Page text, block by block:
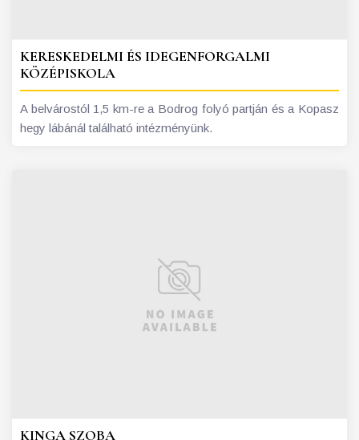
KERESKEDELMI ÉS IDEGENFORGALMI
KÖZÉPISKOLA
A belvárostól 1,5 km-re a Bodrog folyó partján és a Kopasz
hegy lábánál található intézményünk.
KINGA SZOBA